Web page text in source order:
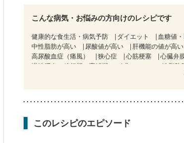
こんな病気・お悩みの方向けのレシピです
健康的な食生活・病気予防 ダイエット 血糖値
中性脂肪が高い
尿酸値が高い 肝機能の値が高い
高尿酸血症（痛風）
狭心症 心筋梗塞 心臓弁
慢性膵炎（移行期・寛解期）
非アルコール性脂肪
味の感じ方が変わった
妊娠中(初期)
妊婦健診
産後（母乳）
産後（混合栄養）
このレシピのエピソード